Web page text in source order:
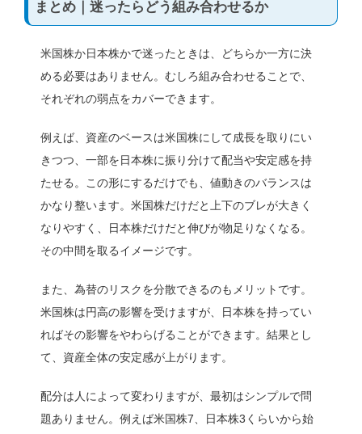
まとめ｜迷ったらどう組み合わせるか
米国株か日本株かで迷ったときは、どちらか一方に決
める必要はありません。むしろ組み合わせることで、
それぞれの弱点をカバーできます。
例えば、資産のベースは米国株にして成長を取りにい
きつつ、一部を日本株に振り分けて配当や安定感を持
たせる。この形にするだけでも、値動きのバランスは
かなり整います。米国株だけだと上下のブレが大きく
なりやすく、日本株だけだと伸びが物足りなくなる。
その中間を取るイメージです。
また、為替のリスクを分散できるのもメリットです。
米国株は円高の影響を受けますが、日本株を持ってい
ればその影響をやわらげることができます。結果とし
て、資産全体の安定感が上がります。
配分は人によって変わりますが、最初はシンプルで問
題ありません。例えば米国株7、日本株3くらいから始